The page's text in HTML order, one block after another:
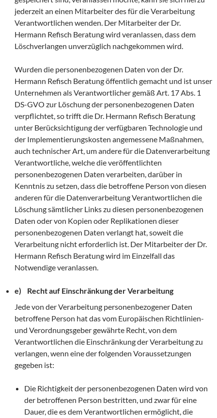
jederzeit an einen Mitarbeiter des für die Verarbeitung
Verantwortlichen wenden. Der Mitarbeiter der Dr.
Hermann Refisch Beratung wird veranlassen, dass dem
Löschverlangen unverzüglich nachgekommen wird.
Wurden die personenbezogenen Daten von der Dr.
Hermann Refisch Beratung öffentlich gemacht und ist unser
Unternehmen als Verantwortlicher gemäß Art. 17 Abs. 1
DS-GVO zur Löschung der personenbezogenen Daten
verpflichtet, so trifft die Dr. Hermann Refisch Beratung
unter Berücksichtigung der verfügbaren Technologie und
der Implementierungskosten angemessene Maßnahmen,
auch technischer Art, um andere für die Datenverarbeitung
Verantwortliche, welche die veröffentlichten
personenbezogenen Daten verarbeiten, darüber in
Kenntnis zu setzen, dass die betroffene Person von diesen
anderen für die Datenverarbeitung Verantwortlichen die
Löschung sämtlicher Links zu diesen personenbezogenen
Daten oder von Kopien oder Replikationen dieser
personenbezogenen Daten verlangt hat, soweit die
Verarbeitung nicht erforderlich ist. Der Mitarbeiter der Dr.
Hermann Refisch Beratung wird im Einzelfall das
Notwendige veranlassen.
e) Recht auf Einschränkung der Verarbeitung
Jede von der Verarbeitung personenbezogener Daten
betroffene Person hat das vom Europäischen Richtlinien-
und Verordnungsgeber gewährte Recht, von dem
Verantwortlichen die Einschränkung der Verarbeitung zu
verlangen, wenn eine der folgenden Voraussetzungen
gegeben ist:
Die Richtigkeit der personenbezogenen Daten wird von
der betroffenen Person bestritten, und zwar für eine
Dauer, die es dem Verantwortlichen ermöglicht, die